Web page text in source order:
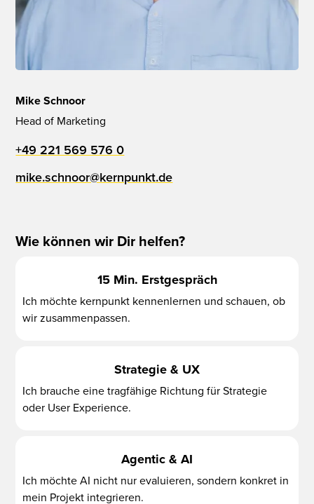
Mike Schnoor
Head of Marketing
+49 221 569 576 0
mike.schnoor@kernpunkt.de
Wie können wir Dir helfen?
15 Min. Erstgespräch
Ich möchte kernpunkt kennenlernen und schauen, ob
wir zusammenpassen.
Strategie & UX
Ich brauche eine tragfähige Richtung für Strategie
oder User Experience.
Agentic & AI
Ich möchte AI nicht nur evaluieren, sondern konkret in
mein Projekt integrieren.